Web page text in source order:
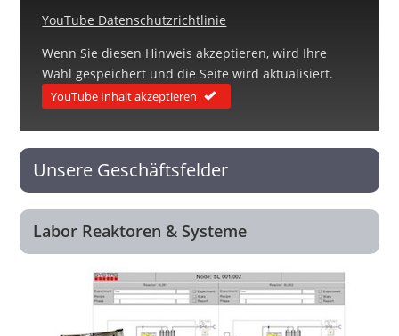
YouTube Datenschutzrichtlinie
Wenn Sie diesen Hinweis akzeptieren, wird Ihre
Wahl gespeichert und die Seite wird aktualisiert.
YouTube Inhalt akzeptieren
Unsere Geschäftsfelder
Labor Reaktoren & Systeme